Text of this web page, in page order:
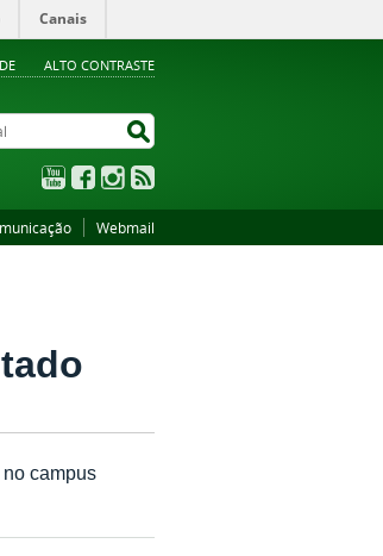
Canais
ALTO CONTRASTE
YouTubeFacebookInstagram
Webmail
campus